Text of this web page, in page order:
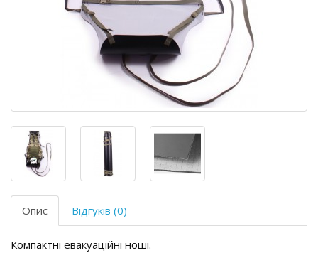
Опис Відгуків (0)
Компактні евакуаційні ноші.